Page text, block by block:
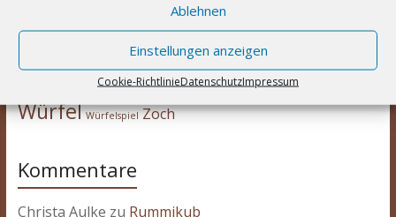
Ablehnen
Einstellungen anzeigen
Cookie-RichtlinieDatenschutzImpressum
Kosmos legacy
Lookout Spiele Mehrspieler Noris Partyspiel
Pegasus SpieleRavensburger
RätselSchmidt Spiele Solospiel Spiel des Jahres
Stonemaier GamesStrategieworker-placement
Würfel Würfelspiel Zoch
Kommentare
Christa Aulke zu Rummikub